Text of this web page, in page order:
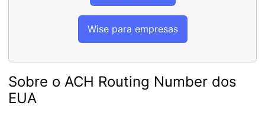
Wise para empresas
Sobre o ACH Routing Number dos
EUA